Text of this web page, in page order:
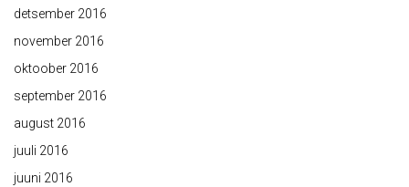
detsember 2016
november 2016
oktoober 2016
september 2016
august 2016
juuli 2016
juuni 2016